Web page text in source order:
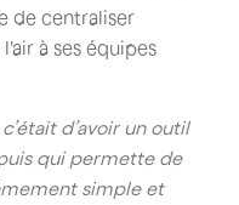
de centraliser
à ses équipes
d’avoir un outil
qui permette de
simple et